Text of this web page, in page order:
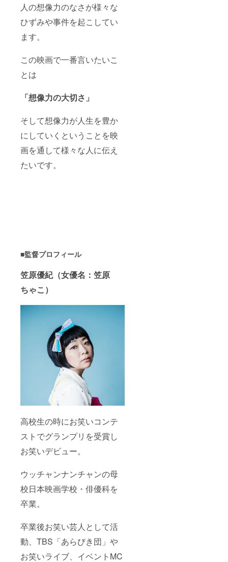
人の想像力のなさが様々な
ひずみや事件を起こしてい
ます。
この映画で一番言いたいこ
とは
「想像力の大切さ」
そして想像力が人生を豊か
にしていくということを映
画を通して様々な人に伝え
たいです。
■監督プロフィール
笠原優紀（女優名：笠原
ちゃこ）
高校生の時にお笑いコンテ
ストでグランプリを受賞し
お笑いデビュー。
ウッチャンナンチャンの母
校日本映画学校・俳優科を
卒業。
卒業後お笑い芸人として活
動、TBS「あらびき団」や
お笑いライブ、イベントMC